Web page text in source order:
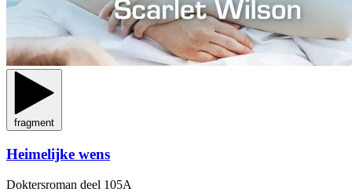
fragment
Heimelijke wens
Doktersroman deel 105A